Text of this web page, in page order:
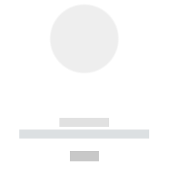
------------
----------- ----------- --------